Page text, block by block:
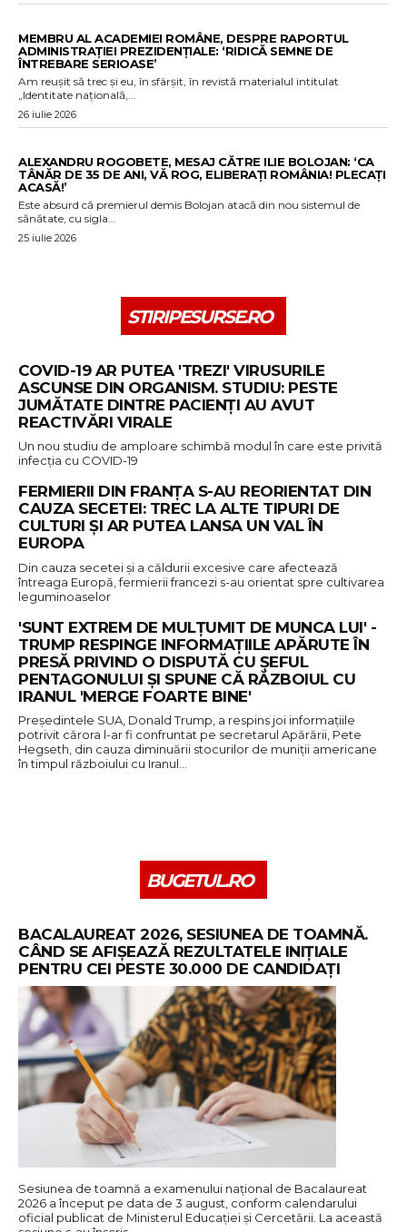
MEMBRU AL ACADEMIEI ROMÂNE, DESPRE RAPORTUL
ADMINISTRAȚIEI PREZIDENȚIALE: ‘RIDICĂ SEMNE DE
ÎNTREBARE SERIOASE’
Am reușit să trec și eu, în sfârșit, în revistă materialul intitulat
„Identitate națională,...
26 iulie 2026
ALEXANDRU ROGOBETE, MESAJ CĂTRE ILIE BOLOJAN: ‘CA
TÂNĂR DE 35 DE ANI, VĂ ROG, ELIBERAȚI ROMÂNIA! PLECAȚI
ACASĂ!’
Este absurd că premierul demis Bolojan atacă din nou sistemul de
sănătate, cu sigla...
25 iulie 2026
STIRIPESURSE.RO
COVID-19 AR PUTEA 'TREZI' VIRUSURILE
ASCUNSE DIN ORGANISM. STUDIU: PESTE
JUMĂTATE DINTRE PACIENȚI AU AVUT
REACTIVĂRI VIRALE
Un nou studiu de amploare schimbă modul în care este privită
infecția cu COVID-19
FERMIERII DIN FRANȚA S-AU REORIENTAT DIN
CAUZA SECETEI: TREC LA ALTE TIPURI DE
CULTURI ȘI AR PUTEA LANSA UN VAL ÎN
EUROPA
Din cauza secetei și a căldurii excesive care afectează
întreaga Europă, fermierii francezi s-au orientat spre cultivarea
leguminoaselor
'SUNT EXTREM DE MULȚUMIT DE MUNCA LUI' -
TRUMP RESPINGE INFORMAȚIILE APĂRUTE ÎN
PRESĂ PRIVIND O DISPUTĂ CU ȘEFUL
PENTAGONULUI ȘI SPUNE CĂ RĂZBOIUL CU
IRANUL 'MERGE FOARTE BINE'
Președintele SUA, Donald Trump, a respins joi informațiile
potrivit cărora l-ar fi confruntat pe secretarul Apărării, Pete
Hegseth, din cauza diminuării stocurilor de muniții americane
în timpul războiului cu Iranul…
BUGETUL.RO
BACALAUREAT 2026, SESIUNEA DE TOAMNĂ.
CÂND SE AFIȘEAZĂ REZULTATELE INIȚIALE
PENTRU CEI PESTE 30.000 DE CANDIDAȚI
Sesiunea de toamnă a examenului național de Bacalaureat
2026 a început pe data de 3 august, conform calendarului
oficial publicat de Ministerul Educației și Cercetării. La această